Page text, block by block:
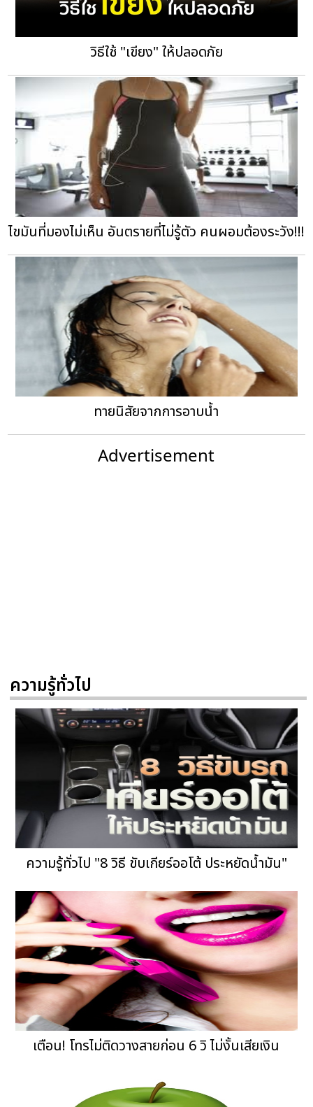
วิธีใช้ "เขียง" ให้ปลอดภัย
ไขมันที่มองไม่เห็น อันตรายที่ไม่รู้ตัว คนผอมต้องระวัง!!!
ทายนิสัยจากการอาบน้ำ
Advertisement
ความรู้ทั่วไป
ความรู้ทั่วไป "8 วิธี ขับเกียร์ออโต้ ประหยัดน้ำมัน"
เตือน! โทรไม่ติดวางสายก่อน 6 วิ ไม่งั้นเสียเงิน